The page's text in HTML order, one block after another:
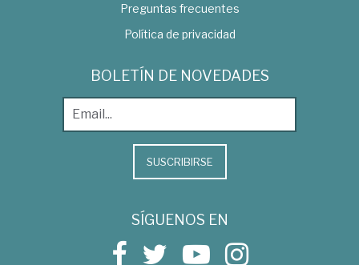
Preguntas frecuentes
Política de privacidad
BOLETÍN DE NOVEDADES
SUSCRIBIRSE
SÍGUENOS EN